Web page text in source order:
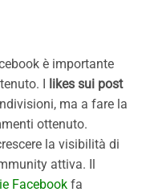
è importante
I likes sui post
ma a fare la
ottenuto.
la visibilità di
attiva. Il
Facebook fa